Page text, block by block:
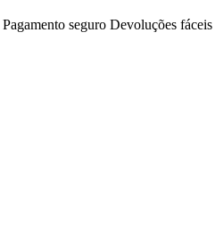
Pagamento seguro Devoluções fáceis